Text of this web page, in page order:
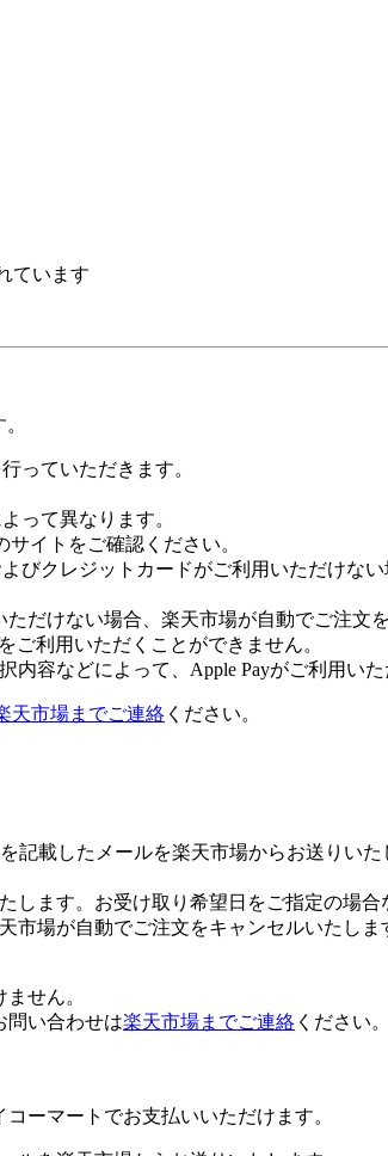
ています
っていただきます。
って異なります。
サイトをご確認ください。
びクレジットカードがご利用いただけな
だけない場合、楽天市場が自動でご注文
ご利用いただくことができません。
容などによって、Apple Payがご利用いた
天市場までご連絡 ください。
記載したメールを楽天市場からお送りいた
します。お受け取り希望日をご指定の場合
市場が自動でご注文をキャンセルいたしま
せん。
問い合わせは楽天市場までご連絡 ください。
ーマートでお支払いいただけます。